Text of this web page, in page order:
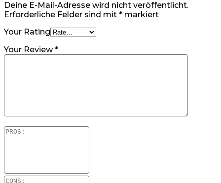
Deine E-Mail-Adresse wird nicht veröffentlicht.
Erforderliche Felder sind mit * markiert
Your Rating
Your Review*